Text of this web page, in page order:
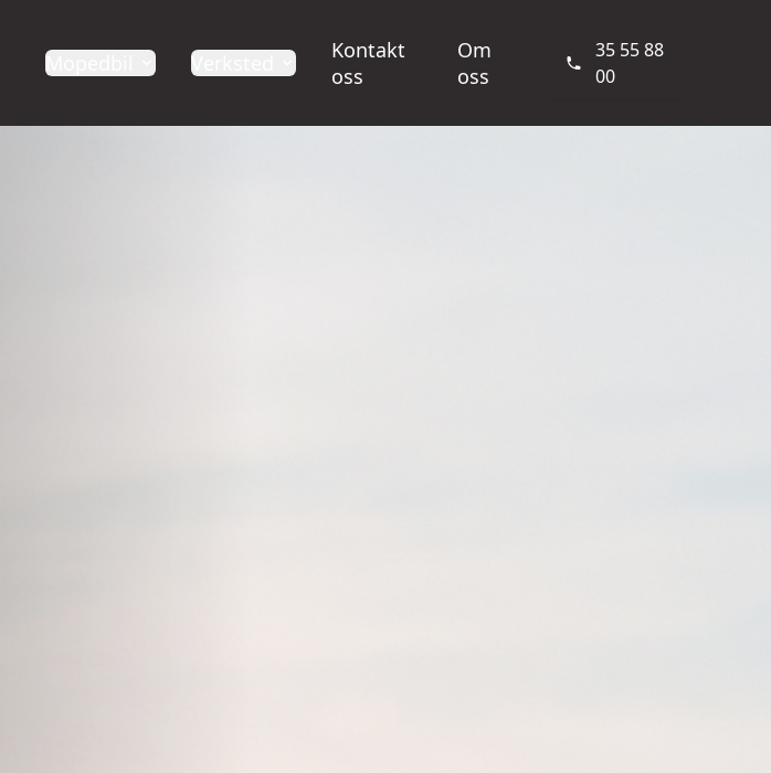
Mopedbil Verksted
Kontakt
oss
Om
oss
35 55 88
00